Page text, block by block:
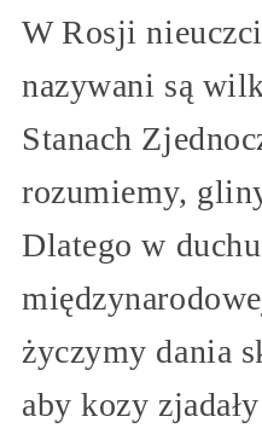
W Rosji
nazywani są
Stanach
rozumiemy,
Dlatego w duchu
życzymy dania
aby kozy